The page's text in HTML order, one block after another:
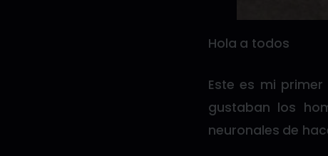
Hola a todos
Este es mi
gustaban los
neuronales de